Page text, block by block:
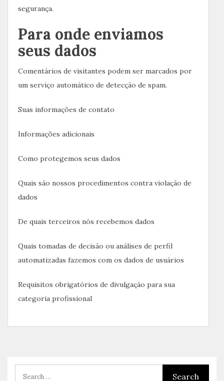
segurança.
Para onde enviamos
seus dados
Comentários de visitantes podem ser marcados por
um serviço automático de detecção de spam.
Suas informações de contato
Informações adicionais
Como protegemos seus dados
Quais são nossos procedimentos contra violação de
dados
De quais terceiros nós recebemos dados
Quais tomadas de decisão ou análises de perfil
automatizadas fazemos com os dados de usuários
Requisitos obrigatórios de divulgação para sua
categoria profissional